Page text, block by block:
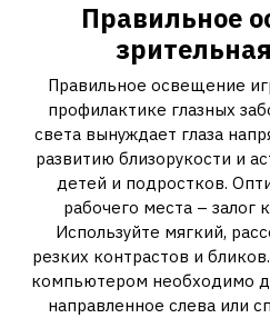
Правильное
Правильное освещение
профилактике глазных
света вынуждает глаза
развитию близорукости и
детей и подростков.
рабочего места – залог
Используйте мягкий,
резких контрастов и
компьютером необходимо
направленное слева или